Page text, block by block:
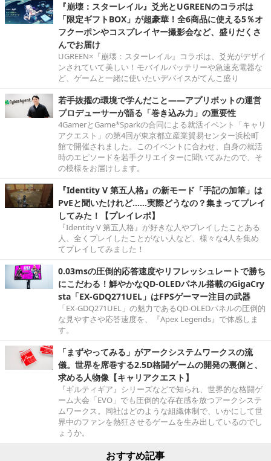
『崩壊：スターレイル』爻光とUGREENのコラボは
「限定ギフトBOX」が超豪華！全6商品に使える5％オ
フクーポンやコスプレイヤー撮影会など、盛りだくさ
んでお届け
UGREEN×『崩壊：スターレイル』コラボは、爻光がデザイ
ンされていて美しい！モバイルバッテリーや急速充電器な
ど、ゲームと一緒に使いたいデバイスがてんこ盛り
若手抜擢の環境で学んだこと――アプリボットの運営
プロデューサーが語る「巻き込み力」の重要性
4GamerとGame*Sparkの合同による就活イベント「キャリ
アクエスト」の第4回が東京都立産業貿易センター浜松町
館で開催されました。このイベントに合わせ、自身の就活
時のエピソードを若手クリエイターに聞いてみたので、そ
の模様をお届けします。
『Identity V 第五人格』の新モード「手記の加筆」は
PvEと聞いたけれど……実際どうなの？集まってプレイ
してみた！【プレイレポ】
『Identity V 第五人格』が好きな人やプレイしたことある
人、全くプレイしたことがない人など、様々な4人を集め
てプレイしてみました！
0.03msの圧倒的応答速度やリフレッシュレートで勝ち
にこだわる！鮮やかなQD-OLEDパネル搭載のGigaCry
sta「EX-GDQ271UEL」はFPSゲーマー注目の武器
「EX-GDQ271UEL」の魅力であるQD-OLEDパネルの圧倒的
な見やすさや応答速度を、『Apex Legends』で体感しま
す。
「まずやってみる」がアークシステムワークスの流
儀。世界を席巻する2.5D格闘ゲームの開発の裏側と、
求める人物像【キャリアクエスト】
『ギルティギア』シリーズなどで知られ、世界的な格闘ゲ
ーム大会「EVO」でも圧倒的な存在感を放つアークシステ
ムワークス。同社はどのような組織体制で、いかにして世
界中のファンを熱狂させるゲームを生み出しているのでし
ょうか。
おすすめ記事